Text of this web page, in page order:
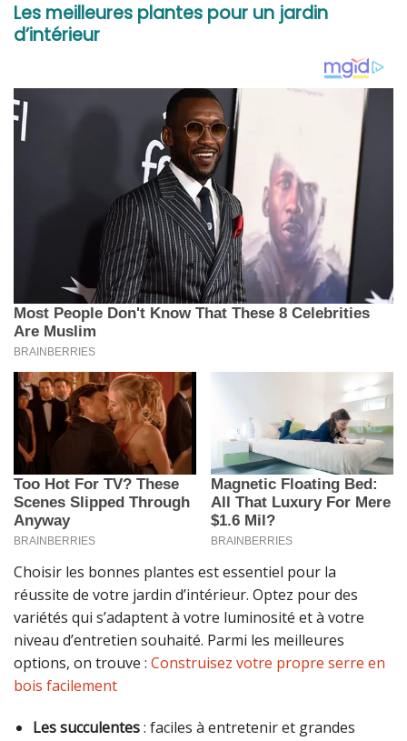
Les meilleures plantes pour un jardin
d’intérieur
Choisir les bonnes plantes est essentiel pour la
réussite de votre jardin d’intérieur. Optez pour des
variétés qui s’adaptent à votre luminosité et à votre
niveau d’entretien souhaité. Parmi les meilleures
options, on trouve : Construisez votre propre serre en
bois facilement
Les succulentes: faciles à entretenir et grandes